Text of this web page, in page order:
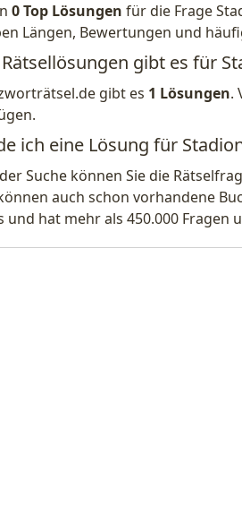
0 Top Lösungen für die Frage
Längen, Bewertungen und
gibt es für
gibt es 1 Lösungen.
ich eine Lösung für
Suche können Sie die
auch schon vorhandene
und hat mehr als 450.000 Fragen